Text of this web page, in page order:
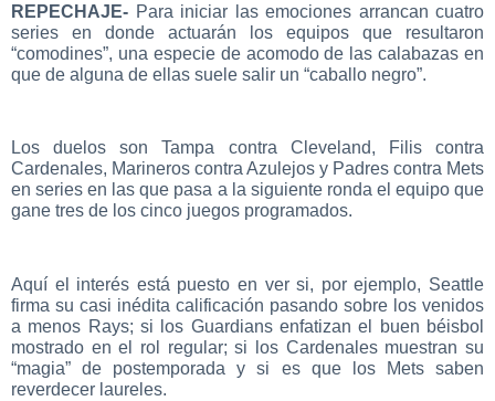
REPECHAJE- Para iniciar las emociones arrancan cuatro
series en donde actuarán los equipos que resultaron
“comodines”, una especie de acomodo de las calabazas en
que de alguna de ellas suele salir un “caballo negro”.
Los duelos son Tampa contra Cleveland, Filis contra
Cardenales, Marineros contra Azulejos y Padres contra Mets
en series en las que pasa a la siguiente ronda el equipo que
gane tres de los cinco juegos programados.
Aquí el interés está puesto en ver si, por ejemplo, Seattle
firma su casi inédita calificación pasando sobre los venidos
a menos Rays; si los Guardians enfatizan el buen béisbol
mostrado en el rol regular; si los Cardenales muestran su
“magia” de postemporada y si es que los Mets saben
reverdecer laureles.